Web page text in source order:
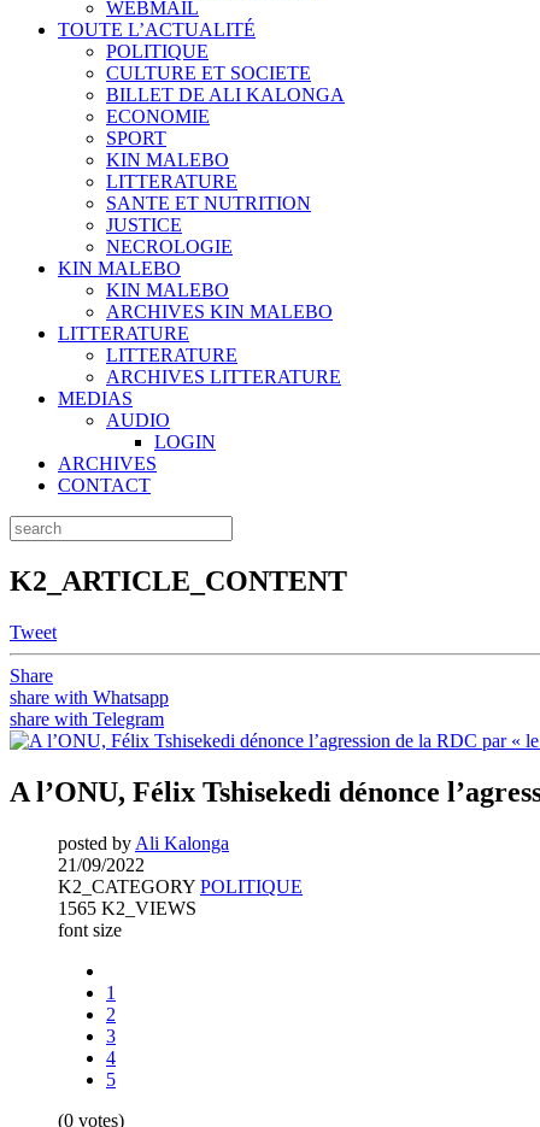
WEBMAIL
TOUTE L’ACTUALITÉ
POLITIQUE
CULTURE ET SOCIETE
BILLET DE ALI KALONGA
ECONOMIE
SPORT
KIN MALEBO
LITTERATURE
SANTE ET NUTRITION
JUSTICE
NECROLOGIE
KIN MALEBO
KIN MALEBO
ARCHIVES KIN MALEBO
LITTERATURE
LITTERATURE
ARCHIVES LITTERATURE
MEDIAS
AUDIO
LOGIN
ARCHIVES
CONTACT
K2_ARTICLE_CONTENT
Tweet
Share
share with Whatsapp
share with Telegram
A l’ONU, Félix Tshisekedi dénonce
posted by Ali Kalonga
21/09/2022
K2_CATEGORY POLITIQUE
1565 K2_VIEWS
font size
1
2
3
4
5
(0 votes)